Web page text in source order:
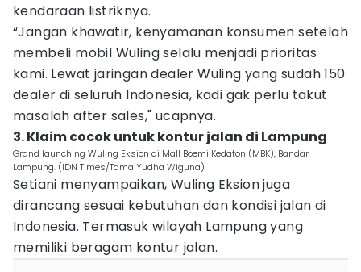
kendaraan listriknya.
“Jangan khawatir, kenyamanan konsumen setelah
membeli mobil Wuling selalu menjadi prioritas
kami. Lewat jaringan dealer Wuling yang sudah 150
dealer di seluruh Indonesia, kadi gak perlu takut
masalah after sales," ucapnya.
3. Klaim cocok untuk kontur jalan di Lampung
Grand launching Wuling Eksion di Mall Boemi Kedaton (MBK), Bandar
Lampung. (IDN Times/Tama Yudha Wiguna)
Setiani menyampaikan, Wuling Eksion juga
dirancang sesuai kebutuhan dan kondisi jalan di
Indonesia. Termasuk wilayah Lampung yang
memiliki beragam kontur jalan.